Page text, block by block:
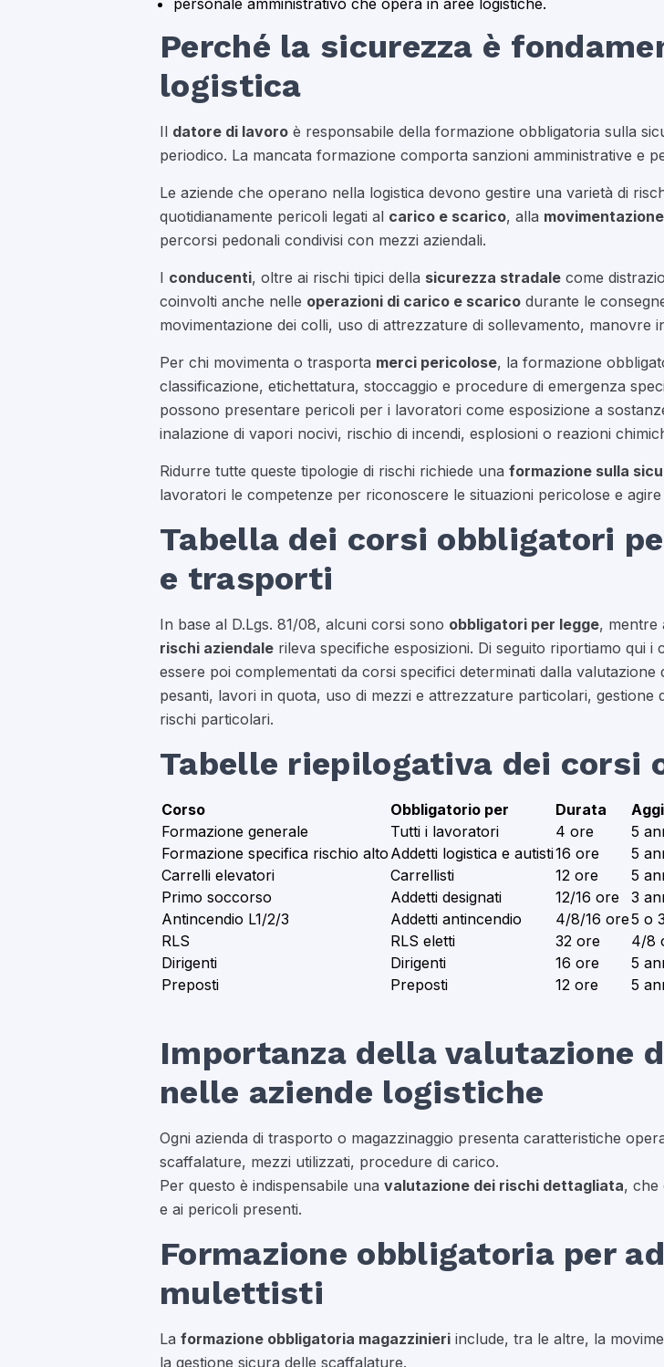
personale amministrativo che opera in aree logistiche.
Perché la sicurezza è
logistica
Il datore di lavoro è responsabile della formazione obbligatoria sulla
periodico. La mancata formazione comporta sanzioni amministrative e
Le aziende che operano nella logistica devono gestire una varietà di
quotidianamente pericoli legati al carico e scarico, alla
percorsi pedonali condivisi con mezzi aziendali.
I conducenti, oltre ai rischi tipici della sicurezza stradale come
coinvolti anche nelle operazioni di carico e scarico durante le
movimentazione dei colli, uso di attrezzature di sollevamento, manovre
Per chi movimenta o trasporta merci pericolose, la formazione
classificazione, etichettatura, stoccaggio e procedure di emergenza
possono presentare pericoli per i lavoratori come esposizione a
inalazione di vapori nocivi, rischio di incendi, esplosioni o reazioni
Ridurre tutte queste tipologie di rischi richiede una formazione sulla
lavoratori le competenze per riconoscere le situazioni pericolose e
Tabella dei corsi obbligatori
e trasporti
In base al D.Lgs. 81/08, alcuni corsi sono obbligatori per legge, mentre
rischi aziendale rileva specifiche esposizioni. Di seguito riportiamo qui
essere poi complementati da corsi specifici determinati dalla
pesanti, lavori in quota, uso di mezzi e attrezzature particolari,
rischi particolari.
Tabelle riepilogativa dei corsi
Corso Obbligatorio per Durata
Formazione generale
Tutti i lavoratori 4 ore
5
Formazione specifica rischio alto Addetti logistica e autisti16 ore
5
Carrelli elevatori
Carrellisti 12 ore
5
Primo soccorso
Addetti designati 12/16 ore
3
Antincendio L1/2/3
Addetti antincendio 4/8/16 ore5 o
RLS
RLS eletti 32 ore
4/8
Dirigenti
Dirigenti 16 ore
5
Preposti
Preposti 12 ore 5
Importanza della valutazione
nelle aziende logistiche
Ogni azienda di trasporto o magazzinaggio presenta caratteristiche
scaffalature, mezzi utilizzati, procedure di carico.
Per questo è indispensabile una valutazione dei rischi dettagliata, che
e ai pericoli presenti.
Formazione obbligatoria per
mulettisti
La formazione obbligatoria magazzinieri include, tra le altre, la
la gestione sicura delle scaffalature.